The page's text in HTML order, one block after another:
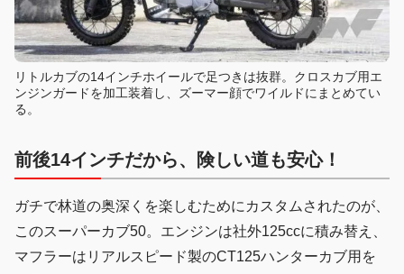
リトルカブの14インチホイールで足つきは抜群。クロスカブ用エ
ンジンガードを加工装着し、ズーマー顔でワイルドにまとめてい
る。
前後14インチだから、険しい道も安心！
ガチで林道の奥深くを楽しむためにカスタムされたのが、
このスーパーカブ50。エンジンは社外125ccに積み替え、
マフラーはリアルスピード製のCT125ハンターカブ用を